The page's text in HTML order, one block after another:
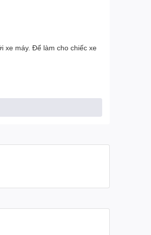
xe máy. Để làm cho chiếc xe
phụ kiện quan trọng của xe
và màu sắc phù hợp với